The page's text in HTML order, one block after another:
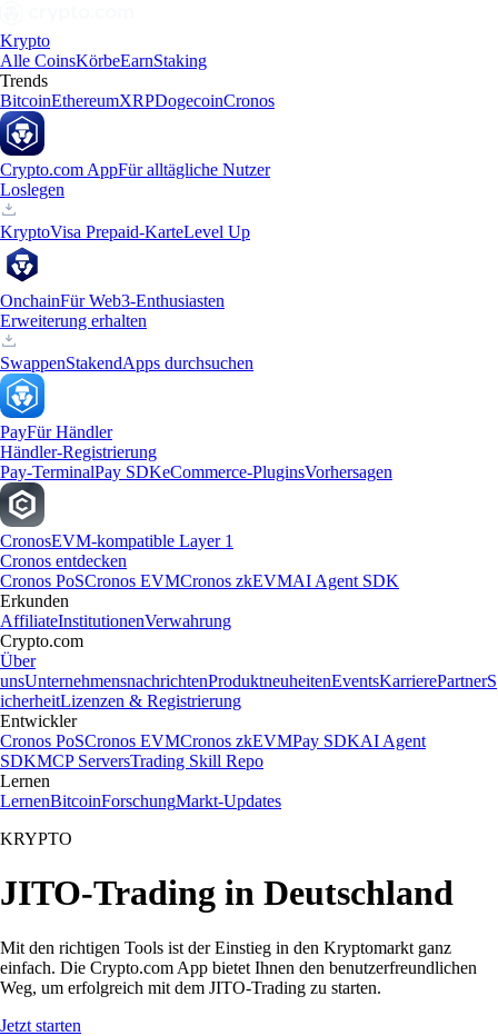
Krypto
Alle CoinsKörbeEarnStaking
Trends
BitcoinEthereumXRPDogecoinCronos
Crypto.com AppFür alltägliche Nutzer
Loslegen
KryptoVisa Prepaid-KarteLevel Up
OnchainFür Web3-Enthusiasten
Erweiterung erhalten
SwappenStakendApps durchsuchen
PayFür Händler
Händler-Registrierung
Pay-TerminalPay SDKeCommerce-PluginsVorhersagen
CronosEVM-kompatible Layer 1
Cronos entdecken
Cronos PoSCronos EVMCronos zkEVMAI Agent SDK
Erkunden
AffiliateInstitutionenVerwahrung
Crypto.com
Über
unsUnternehmensnachrichtenProduktneuheitenEventsKarrierePartnerS
icherheitLizenzen & Registrierung
Entwickler
Cronos PoSCronos EVMCronos zkEVMPay SDKAI Agent
SDKMCP ServersTrading Skill Repo
Lernen
LernenBitcoinForschungMarkt-Updates
KRYPTO
JITO-Trading in Deutschland
Mit den richtigen Tools ist der Einstieg in den Kryptomarkt ganz
einfach. Die Crypto.com App bietet Ihnen den benutzerfreundlichen
Weg, um erfolgreich mit dem JITO-Trading zu starten.
Jetzt starten